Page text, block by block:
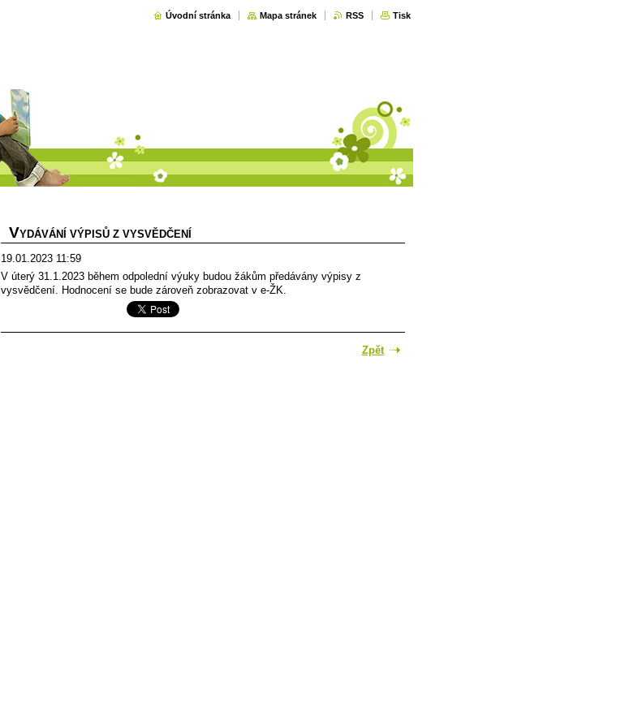
Úvodní stránka Mapa stránek RSS Tisk
VYDÁVÁNÍ VÝPISŮ Z VYSVĚDČENÍ
19.01.2023 11:59
V úterý 31.1.2023 během odpolední výuky budou žákům předávány výpisy z
vysvědčení. Hodnocení se bude zároveň zobrazovat v e-ŽK.
Zpět